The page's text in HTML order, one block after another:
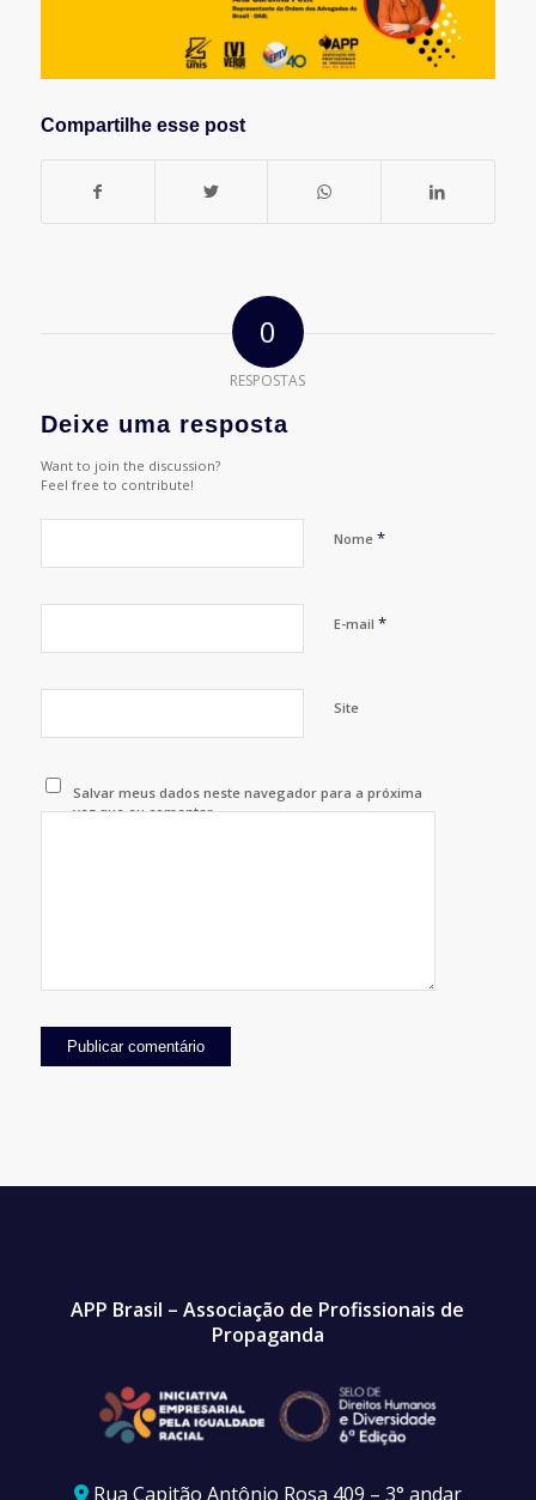
Compartilhe esse post
0
RESPOSTAS
Deixe uma resposta
Want to join the discussion?
Feel free to contribute!
Nome *
E-mail *
Site
Salvar meus dados neste navegador para a próxima
vez que eu comentar.
APP Brasil – Associação de Profissionais de
Propaganda
Rua Capitão Antônio Rosa 409 – 3° andar